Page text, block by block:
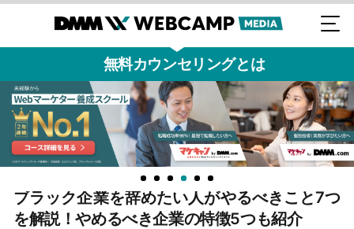
無料カウンセリングとは
ブラック企業を辞めたい人がやるべきこと7つ
を解説！やめるべき企業の特徴5つも紹介